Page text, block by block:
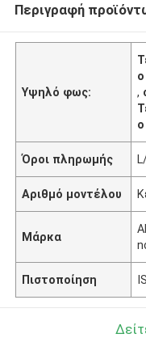
Περιγραφή
Υψηλό φως:
,
Όροι πληρωμής
Αριθμό μοντέλου
Μάρκα
Πιστοποίηση